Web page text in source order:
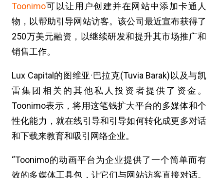
Toonimo可以让用户创建并在网站中添加卡通人
物，以帮助引导网站访客。该公司最近宣布获得了
250万美元融资，以继续研发和提升其市场推广和
销售工作。
Lux Capital的图维亚·巴拉克(Tuvia Barak)以及与凯
雷集团相关的其他私人投资者提供了资金。
Toonimo表示，将用这笔钱扩大平台的多媒体和个
性化能力，就在线引导和引导如何转化成更多对话
和下载来教育和吸引网络企业。
“Toonimo的动画平台为企业提供了一个简单而有
效的多媒体工具包，让它们与网站访客直接对话。